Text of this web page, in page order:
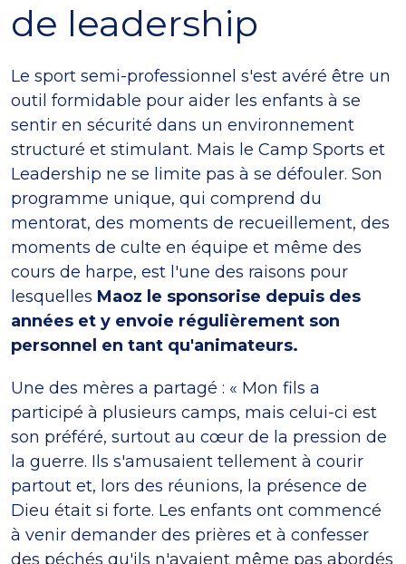
de leadership
Le sport semi-professionnel s'est avéré être un
outil formidable pour aider les enfants à se
sentir en sécurité dans un environnement
structuré et stimulant. Mais le Camp Sports et
Leadership ne se limite pas à se défouler. Son
programme unique, qui comprend du
mentorat, des moments de recueillement, des
moments de culte en équipe et même des
cours de harpe, est l'une des raisons pour
lesquelles Maoz le sponsorise depuis des
années et y envoie régulièrement son
personnel en tant qu'animateurs.
Une des mères a partagé : « Mon fils a
participé à plusieurs camps, mais celui-ci est
son préféré, surtout au cœur de la pression de
la guerre. Ils s'amusaient tellement à courir
partout et, lors des réunions, la présence de
Dieu était si forte. Les enfants ont commencé
à venir demander des prières et à confesser
des péchés qu'ils n'avaient même pas abordés